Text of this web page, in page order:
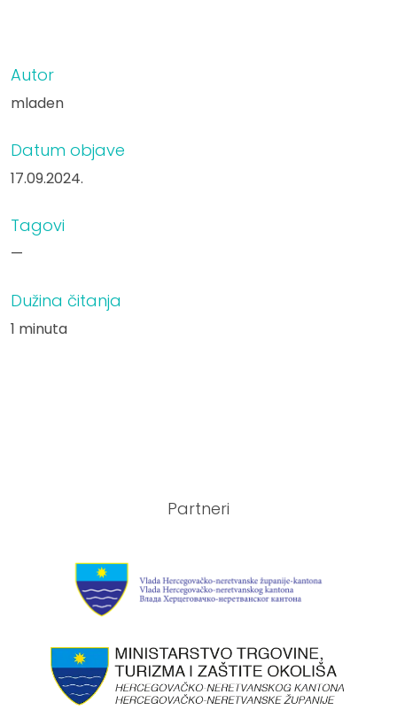
Autor
mladen
Datum objave
17.09.2024.
Tagovi
—
Dužina čitanja
1 minuta
Partneri